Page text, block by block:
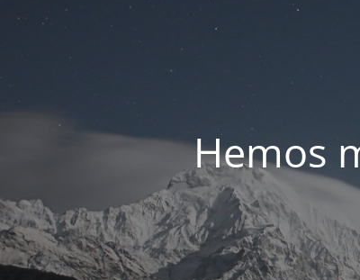
Hemos